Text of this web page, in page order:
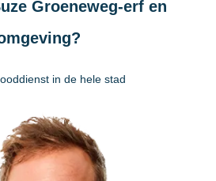
Groeneweg-erf en
in de hele stad